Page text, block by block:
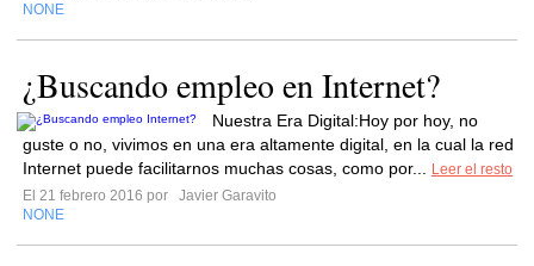
NONE
¿Buscando empleo en Internet?
Nuestra Era Digital:Hoy por hoy, no
guste o no, vivimos en una era altamente digital, en la cual la red
Internet puede facilitarnos muchas cosas, como por...
Leer el resto
El 21 febrero 2016 por
Javier Garavito
NONE